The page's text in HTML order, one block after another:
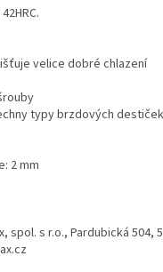
velice dobré chlazení
typy brzdových
2 mm
spol. s r.o., Pardubická 504,